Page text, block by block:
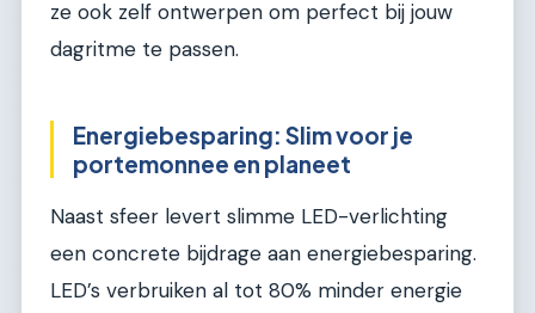
ze ook zelf ontwerpen om perfect bij jouw
dagritme te passen.
Energiebesparing: Slim voor je
portemonnee en planeet
Naast sfeer levert slimme LED-verlichting
een concrete bijdrage aan energiebesparing.
LED’s verbruiken al tot 80% minder energie